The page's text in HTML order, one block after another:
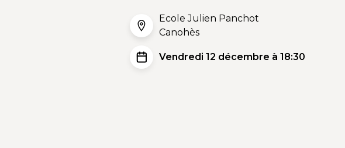
Ecole Julien Panchot
Canohès
Vendredi 12 décembre à 18:30